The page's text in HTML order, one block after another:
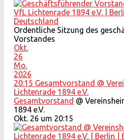
Ordentliche Sitzung des
Vorstandes
Okt.
26
Mo.
2026
20:15 Gesamtvorstand @
Lichtenrade 1894 e.V.
Gesamtvorstand @
1894 e.V.
Okt. 26 um 20:15